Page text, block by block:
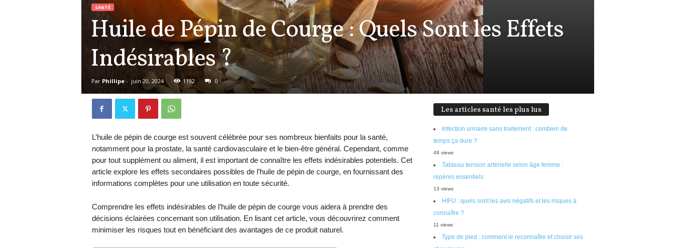
SANTÉ
Huile de Pépin de Courge : Quels Sont les Effets
Indésirables ?
Par Phillipe- juin 20, 2024 1192 0
L’huile de pépin de courge est souvent célébrée pour ses nombreux bienfaits pour la santé,
notamment pour la prostate, la santé cardiovasculaire et le bien-être général. Cependant, comme
pour tout supplément ou aliment, il est important de connaître les effets indésirables potentiels. Cet
article explore les effets secondaires possibles de l’huile de pépin de courge, en fournissant des
informations complètes pour une utilisation en toute sécurité.
Comprendre les effets indésirables de l’huile de pépin de courge vous aidera à prendre des
décisions éclairées concernant son utilisation. En lisant cet article, vous découvrirez comment
minimiser les risques tout en bénéficiant des avantages de ce produit naturel.
Les articles santé les plus lus
Infection urinaire sans traitement : combien de
temps ça dure ?
48 views
Tableau tension artérielle selon âge femme :
repères essentiels
13 views
HIFU : quels sont les avis négatifs et les risques à
connaître ?
11 views
Type de pied : comment le reconnaître et choisir ses